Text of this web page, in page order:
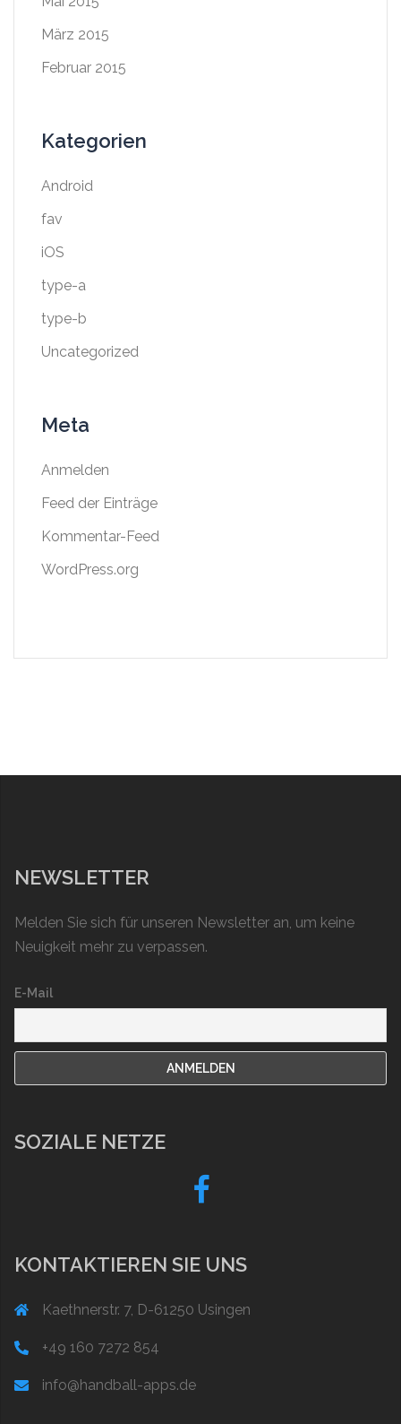
März 2015
Februar 2015
Kategorien
Android
fav
iOS
type-a
type-b
Uncategorized
Meta
Anmelden
Feed der Einträge
Kommentar-Feed
WordPress.org
NEWSLETTER
Melden Sie sich für unseren Newsletter an, um keine
Neuigkeit mehr zu verpassen.
E-Mail
SOZIALE NETZE
Fb
KONTAKTIEREN SIE UNS
Kaethnerstr. 7, D-61250 Usingen
+49 160 7272 854
info@handball-apps.de